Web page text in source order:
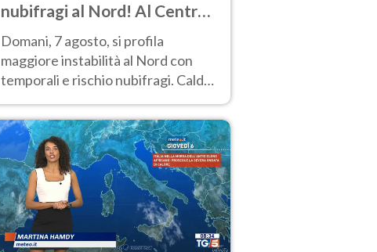
nubifragi al Nord! Al Centro-
Sud caldo estremo
Domani, 7 agosto, si profila
maggiore instabilità al Nord con
temporali e rischio nubifragi. Caldo
previsioni.